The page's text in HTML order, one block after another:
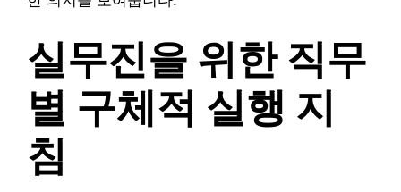
실무진을 위한 직무
별 구체적 실행 지
침